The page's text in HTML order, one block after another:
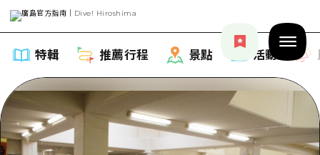
特輯 推薦行程 景點 活動